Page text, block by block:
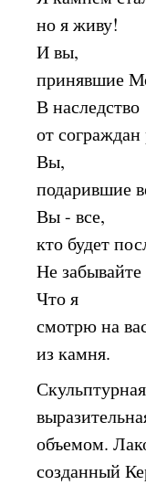
но я живу!
И вы,
принявшие
В наследство
от
Вы,
подарившие
Вы - все,
кто будет
Не
Что я
смотрю на
из камня.
объемом.
созданный